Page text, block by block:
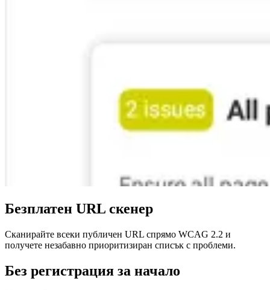
Безплатен URL скенер
Сканирайте всеки публичен URL спрямо WCAG 2.2 и
получете незабавно приоритизиран списък с проблеми.
Без регистрация за начало